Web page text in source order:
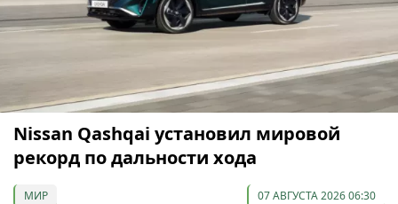
Nissan Qashqai установил мировой
рекорд по дальности хода
МИР 07 АВГУСТА 2026 06:30